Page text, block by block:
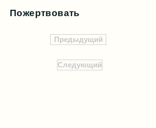
Пожертвовать
Предыдущий
Следующий